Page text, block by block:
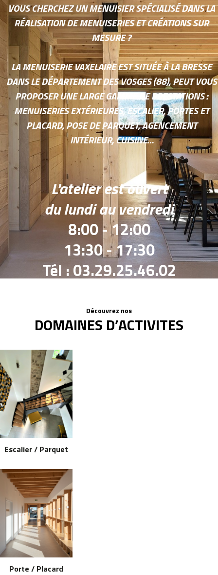
VOUS CHERCHEZ UN MENUISIER SPÉCIALISÉ DANS LA
RÉALISATION DE MENUISERIES ET CRÉATIONS SUR
MESURE ?
LA MENUISERIE VAXELAIRE EST SITUÉE À LA BRESSE
DANS LE DÉPARTEMENT DES VOSGES (88), PEUT VOUS
PROPOSER UNE LARGE GAMME DE PRESTATIONS :
MENUISERIES EXTÉRIEURES, ESCALIER, PORTES ET
PLACARD, POSE DE PARQUET, AGENCEMENT
INTÉRIEUR, CUISINE…
L'atelier est ouvert
du lundi au vendredi
8:00 - 12:00
13:30 - 17:30
Tél : 03.29.25.46.02
Découvrez nos
DOMAINES D’ACTIVITES
Escalier / Parquet
Porte / Placard